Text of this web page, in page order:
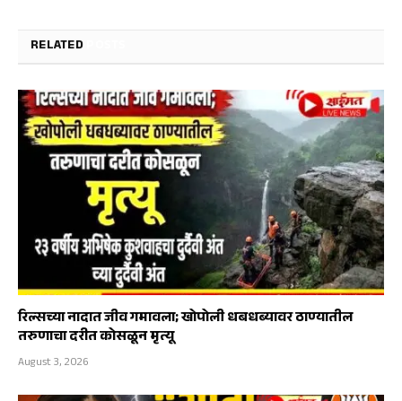
RELATED
रिल्सच्या नादात जीव गमावला; खोपोली धबधब्यावर ठाण्यातील
तरुणाचा दरीत कोसळून मृत्यू
August 3, 2026